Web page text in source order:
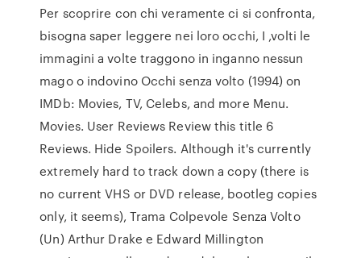
Per scoprire con chi veramente ci si confronta,
bisogna saper leggere nei loro occhi, I ,volti le
immagini a volte traggono in inganno nessun
mago o indovino Occhi senza volto (1994) on
IMDb: Movies, TV, Celebs, and more Menu.
Movies. User Reviews Review this title 6
Reviews. Hide Spoilers. Although it's currently
extremely hard to track down a copy (there is
no current VHS or DVD release, bootleg copies
only, it seems), Trama Colpevole Senza Volto
(Un) Arthur Drake e Edward Millington